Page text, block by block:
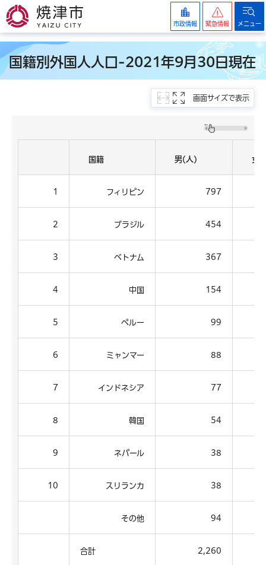
焼津市
市政情報 緊急情報 メニュー
国籍別外国人人口-2021年9月30日現在
画面サイズで表示
国籍 男(人) 女(
1 フィリピン 797
2 ブラジル 454
3 ベトナム 367
4 中国 154
5 ペルー 99
6 ミャンマー 88
7 インドネシア 77
8 韓国 54
9 ネパール 38
10 スリランカ 38
その他 94
合計 2,260